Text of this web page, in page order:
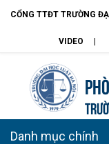
CỔNG TTĐT TRƯỜNG
VIDEO
Danh mục chính